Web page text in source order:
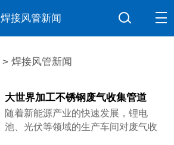
焊接风管新闻
> 焊接风管新闻
大世界加工不锈钢废气收集管道
随着新能源产业的快速发展，锂电
池、光伏等领域的生产车间对废气收